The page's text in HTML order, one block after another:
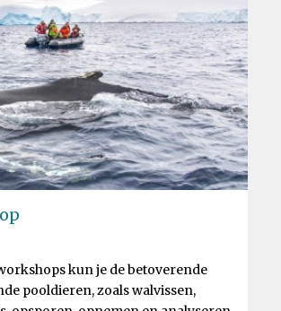
kun je de betoverende
pooldieren, zoals walvissen,